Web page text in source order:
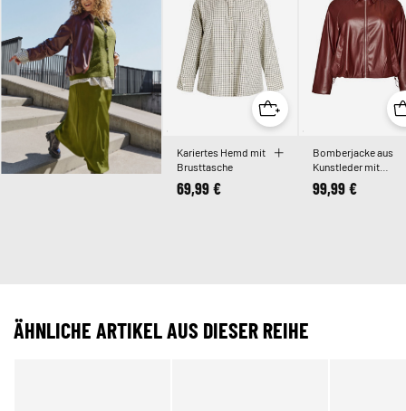
Kariertes Hemd mit
Brusttasche
69,99 €
Bomberjacke aus
Kunstleder mit
Tunnelzug am Saum
99,99 €
ÄHNLICHE ARTIKEL AUS DIESER REIHE